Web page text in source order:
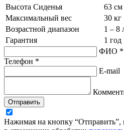
Высота Сиденья
63 см
Максимальный вес
30 кг
Возрастной диапазон
1 – 8
Гарантия
1 год
ФИО *
Телефон *
E-mail
Отправить
Нажимая на кнопку “Отправить”,